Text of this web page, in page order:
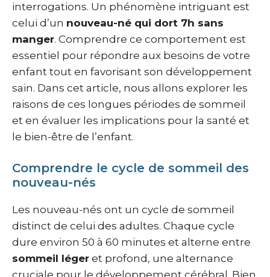
interrogations. Un phénomène intriguant est
celui d’un nouveau-né qui dort 7h sans
manger. Comprendre ce comportement est
essentiel pour répondre aux besoins de votre
enfant tout en favorisant son développement
sain. Dans cet article, nous allons explorer les
raisons de ces longues périodes de sommeil
et en évaluer les implications pour la santé et
le bien-être de l’enfant.
Comprendre le cycle de sommeil des
nouveau-nés
Les nouveau-nés ont un cycle de sommeil
distinct de celui des adultes. Chaque cycle
dure environ 50 à 60 minutes et alterne entre
sommeil léger et profond, une alternance
cruciale pour le développement cérébral. Bien